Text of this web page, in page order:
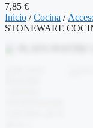
7,85 €
Inicio /Cocina /
STONEWARE